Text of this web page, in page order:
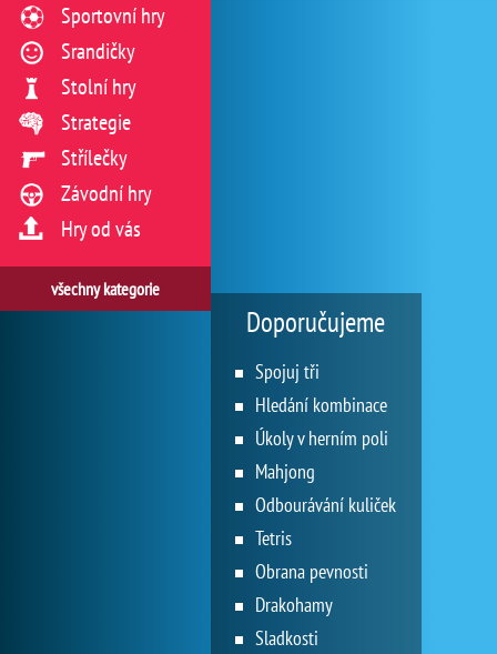
Sportovní hry
Srandičky
Stolní hry
Strategie
Střílečky
Závodní hry
Hry od vás
všechny kategorie
Doporučujeme
Spojuj tři
Hledání kombinace
Úkoly v herním poli
Mahjong
Odbourávání kuliček
Tetris
Obrana pevnosti
Drakohamy
Sladkosti